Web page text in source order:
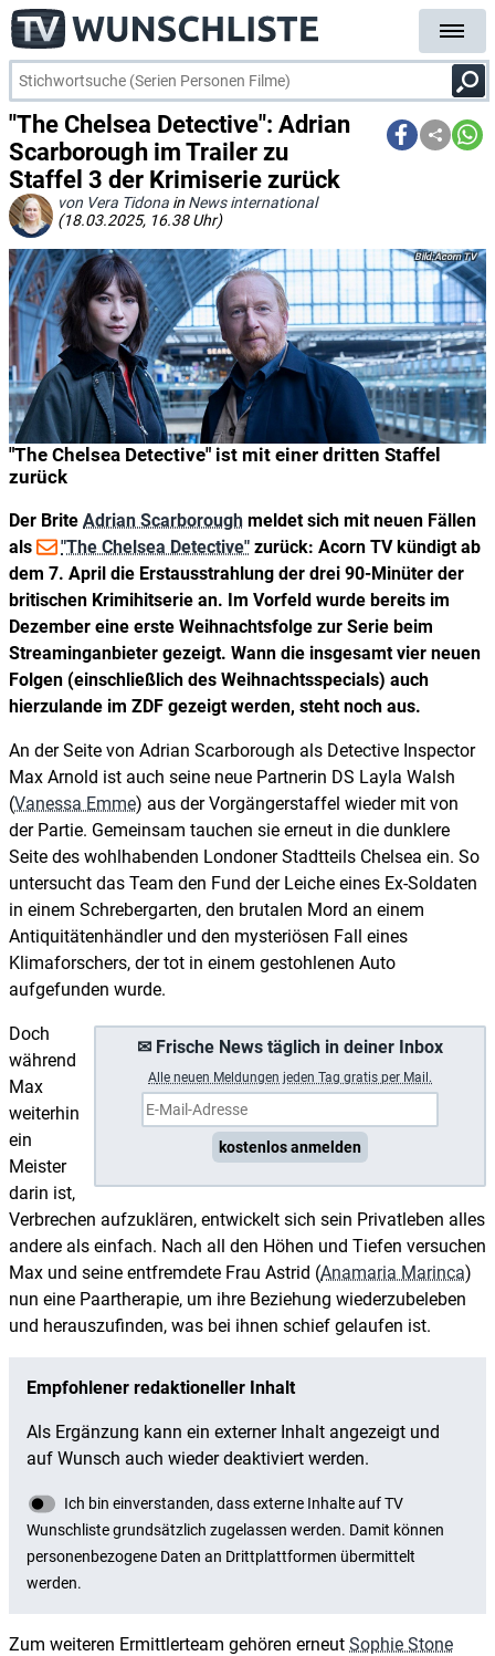
"The Chelsea Detective": Adrian
Scarborough im Trailer zu
Staffel 3 der Krimiserie zurück
von Vera Tidona in News international
(18.03.2025, 16.38 Uhr)
"The Chelsea Detective" ist mit einer dritten Staffel
zurück
Acorn TV
Der Brite Adrian Scarborough meldet sich mit neuen Fällen
als
"The Chelsea Detective" zurück: Acorn TV kündigt ab
dem 7. April die Erstausstrahlung der drei 90-Minüter der
britischen Krimihitserie an. Im Vorfeld wurde bereits im
Dezember eine erste Weihnachtsfolge zur Serie beim
Streaminganbieter gezeigt. Wann die insgesamt vier neuen
Folgen (einschließlich des Weihnachtsspecials) auch
hierzulande im ZDF gezeigt werden, steht noch aus.
An der Seite von Adrian Scarborough als Detective Inspector
Max Arnold ist auch seine neue Partnerin DS Layla Walsh
(Vanessa Emme) aus der Vorgängerstaffel wieder mit von
der Partie. Gemeinsam tauchen sie erneut in die dunklere
Seite des wohlhabenden Londoner Stadtteils Chelsea ein. So
untersucht das Team den Fund der Leiche eines Ex-Soldaten
in einem Schrebergarten, den brutalen Mord an einem
Antiquitätenhändler und den mysteriösen Fall eines
Klimaforschers, der tot in einem gestohlenen Auto
aufgefunden wurde.
✉ Frische News täglich in deiner Inbox
Alle neuen Meldungen jeden Tag gratis per Mail.
kostenlos anmelden
Doch
während
Max
weiterhin
ein
Meister
darin ist,
Verbrechen aufzuklären, entwickelt sich sein Privatleben alles
andere als einfach. Nach all den Höhen und Tiefen versuchen
Max und seine entfremdete Frau Astrid (Anamaria Marinca)
nun eine Paartherapie, um ihre Beziehung wiederzubeleben
und herauszufinden, was bei ihnen schief gelaufen ist.
Zum weiteren Ermittlerteam gehören erneut Sophie Stone